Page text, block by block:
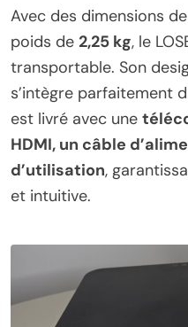
Avec des dimensions de
poids de 2,25 kg, le
transportable. Son
s’intègre parfaitement
est livré avec une
HDMI, un câble
d’utilisation,
et intuitive.